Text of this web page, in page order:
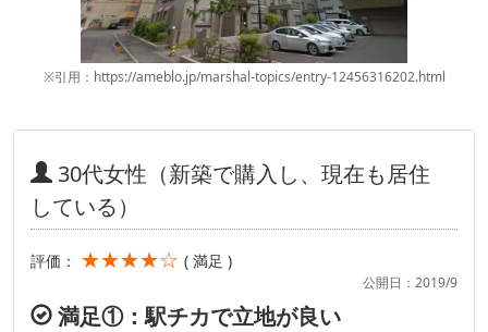
※引用：https://ameblo.jp/marshal-topics/entry-12456316202.html
30代女性（新築で購入し、現在も居住
している）
評価： ★★★★☆ ( 満足 )
公開日：2019/9
満足①：駅チカで立地が良い